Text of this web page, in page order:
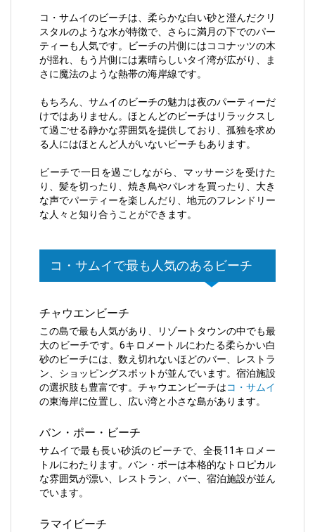
コ・サムイのビーチは、柔らかな白い砂と澄んだクリ
スタルのような水が特徴で、さらに満月の下でのパー
ティーも人気です。ビーチの片側にはココナッツの木
が揺れ、もう片側には素晴らしいタイ湾が広がり、ま
さに魔法のような熱帯の海岸線です。
もちろん、サムイのビーチの魅力は夜のパーティーだ
けではありません。ほとんどのビーチはリラックスし
て過ごせる静かな雰囲気を提供しており、孤独を求め
る人にはほとんど人がいないビーチもあります。
ビーチで一日を過ごしながら、マッサージを受けた
り、髪を切ったり、焼き鳥やパレオを買ったり、大き
な声でパーティーを楽しんだり、地元のフレンドリー
な人々と知り合うことができます。
コ・サムイで最も人気のあるビーチ
チャウエンビーチ
この島で最も人気があり、リゾートタウンの中でも最
大のビーチです。6キロメートルにわたる柔らかい白
砂のビーチには、数え切れないほどのバー、レストラ
ン、ショッピングスポットが並んでいます。宿泊施設
の選択肢も豊富です。チャウエンビーチはコ・サムイ
の東海岸に位置し、広い湾と小さな島があります。
バン・ポー・ビーチ
サムイで最も長い砂浜のビーチで、全長11キロメー
トルにわたります。バン・ポーは本格的なトロピカル
な雰囲気が漂い、レストラン、バー、宿泊施設が並ん
でいます。
ラマイビーチ